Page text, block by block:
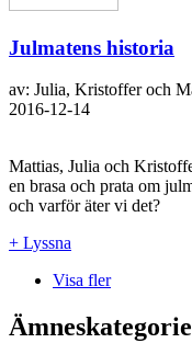
Julmatens historia
av: Julia, Kristoffer och
2016-12-14
Mattias, Julia och
en brasa och prata om
och varför äter vi det?
+ Lyssna
Visa fler